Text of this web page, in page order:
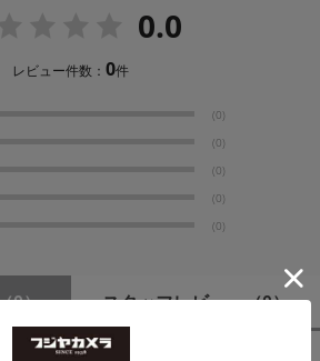
を実現し、6Kオーバーサンプリン
上しています。さらに、「デュアル
」の搭載により、追従性に優れた高
AF操作を実現しています。
するインターフェースと新ビ
現しながら、GENLOCK／SYNC
搭載しています。撮影中の映像が実
いるかを認識できるタリー機能や、
像制作用途のカメラに求められる
100-102400）
/ 自動切り換え（例：Canon Log
RAW記録時）
0.0
レビュー件数：0件
(0)
(0)
(0)
(0)
(0)
0） スタッフレビュー（0）